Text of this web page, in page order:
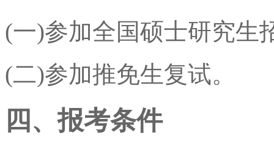
(一)参加全国硕士研究生
(二)参加推免生复试。
四、报考条件